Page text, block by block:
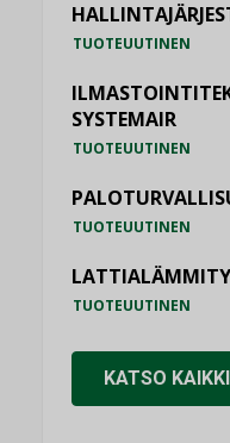
TUOTEUUTINEN
SYSTEMAIR
TUOTEUUTINEN
TUOTEUUTINEN
TUOTEUUTINEN
KATSO KAIKKI